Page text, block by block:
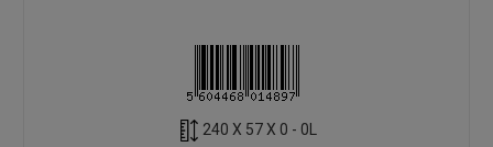
240 X 57 X 0 - 0L